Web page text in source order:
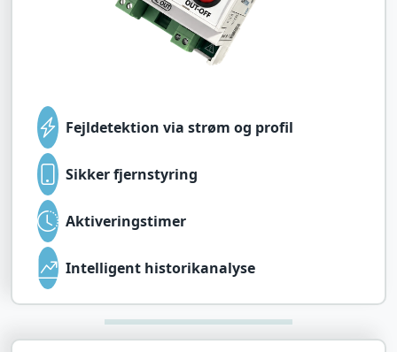
Fejldetektion via strøm og profil
Sikker fjernstyring
Aktiveringstimer
Intelligent historikanalyse